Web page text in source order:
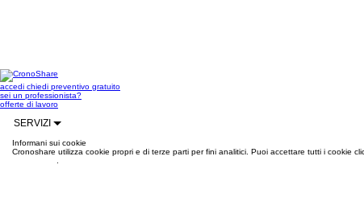
accedi chiedi preventivo gratuito
sei un professionista?
offerte di lavoro
SERVIZI
Informani sui cookie
Cronoshare utilizza cookie propri e di terze parti per fini analitici. Puoi accettare tutti i cookie